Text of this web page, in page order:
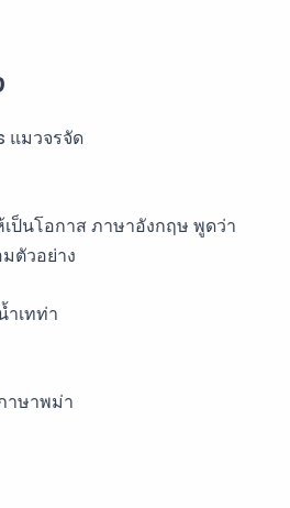
ภาษารัสเซีย ราคาเริ่มต้น 150฿
ภาษาทั่วไทย ราคาเริ่มต้น 150฿
แมวจรจัด
ป็นโอกาส ภาษาอังกฤษ พูดว่า
ตัวอย่าง
ำเทท่า
าษาพม่า